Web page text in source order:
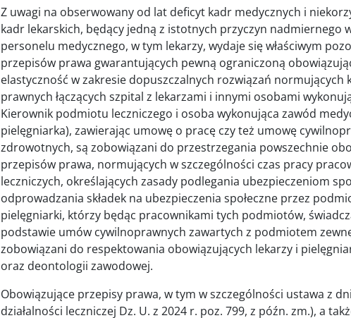
Z uwagi na obserwowany od lat deficyt kadr medycznych i
kadr lekarskich, będący jedną z istotnych przyczyn nadmiernego
personelu medycznego, w tym lekarzy, wydaje się właściwym
przepisów prawa gwarantujących pewną ograniczoną
elastyczność w zakresie dopuszczalnych rozwiązań normujących
prawnych łączących szpital z lekarzami i innymi osobami
Kierownik podmiotu leczniczego i osoba wykonująca zawód
pielęgniarka), zawierając umowę o pracę czy też umowę
zdrowotnych, są zobowiązani do przestrzegania powszechnie
przepisów prawa, normujących w szczególności czas pracy
leczniczych, określających zasady podlegania ubezpieczeniom
odprowadzania składek na ubezpieczenia społeczne przez
pielęgniarki, którzy będąc pracownikami tych podmiotów,
podstawie umów cywilnoprawnych zawartych z podmiotem
zobowiązani do respektowania obowiązujących lekarzy i
oraz deontologii zawodowej.
Obowiązujące przepisy prawa, w tym w szczególności ustawa z
działalności leczniczej Dz. U. z 2024 r. poz. 799, z późn. zm.), a